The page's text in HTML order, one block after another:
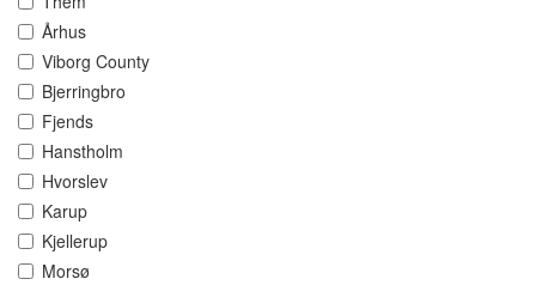
Århus
Viborg County
Bjerringbro
Fjends
Hanstholm
Hvorslev
Karup
Kjellerup
Morsø